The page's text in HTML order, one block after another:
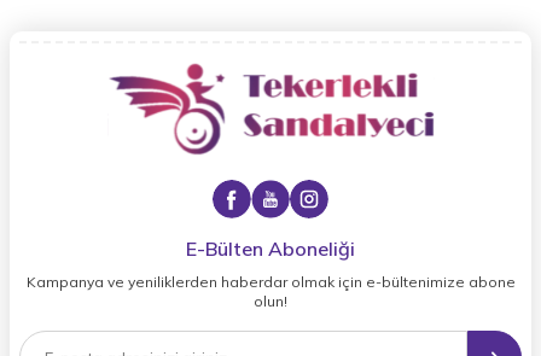
E-Bülten Aboneliği
Kampanya ve yeniliklerden haberdar olmak için e-bültenimize abone
olun!